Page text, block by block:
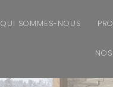
QUI SOMMES-NOUS